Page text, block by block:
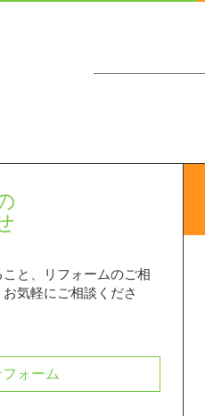
と、リフォームのご相
気軽にご相談くださ
ォーム